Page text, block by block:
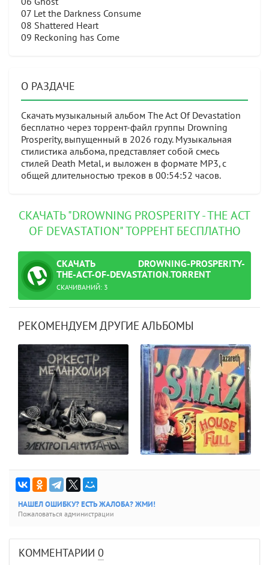
07 Let the Darkness Consume
08 Shattered Heart
09 Reckoning has Come
О РАЗДАЧЕ
Скачать музыкальный альбом The Act Of Devastation
бесплатно через торрент-файл группы Drowning
Prosperity, выпущенный в 2026 году. Музыкальная
стилистика альбома, представляет собой смесь
стилей Death Metal, и выложен в формате MP3, с
общей длительностью треков в 00:54:52 часов.
СКАЧАТЬ "DROWNING PROSPERITY - THE ACT
OF DEVASTATION" ТОРРЕНТ БЕСПЛАТНО
СКАЧАТЬ
ТОРРЕНТ
DROWNING-PROSPERITY-
THE-ACT-OF-DEVASTATION.TORRENT
СКАЧИВАНИЙ: 3
РЕКОМЕНДУЕМ ДРУГИЕ АЛЬБОМЫ
НАШЕЛ ОШИБКУ? ЕСТЬ ЖАЛОБА? ЖМИ!
Пожаловаться администрации
КОММЕНТАРИИ 0